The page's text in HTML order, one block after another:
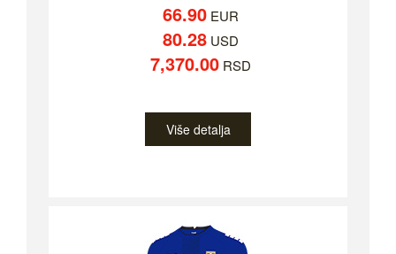
66.90EUR
80.28USD
7,370.00RSD
Više detalja